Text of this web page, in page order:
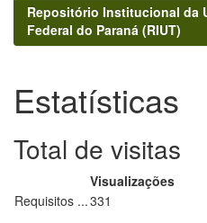
Repositório Institucional da
Federal do Paraná (RIUT)
Estatísticas
Total de visitas
Visualizações
Requisitos ...331